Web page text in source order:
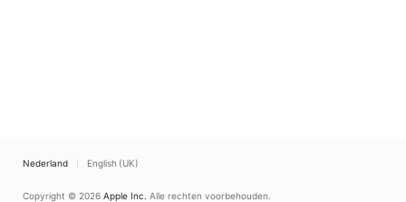
Nederland English (UK)
Copyright © 2026 Apple Inc. Alle rechten voorbehouden.